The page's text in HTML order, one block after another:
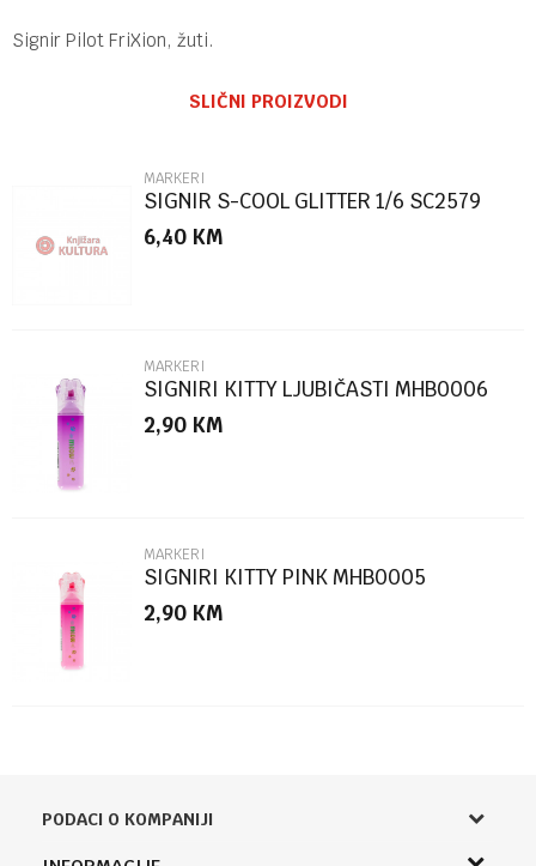
Signir Pilot FriXion, žuti.
Poruka
POŠALJI
SLIČNI PROIZVODI
MARKERI
SIGNIR S-COOL GLITTER 1/6 SC2579
6,40 KM
MARKERI
SIGNIRI KITTY LJUBIČASTI MHB0006
2,90 KM
MARKERI
SIGNIRI KITTY PINK MHB0005
2,90 KM
PODACI O KOMPANIJI
Knjižara Kultura